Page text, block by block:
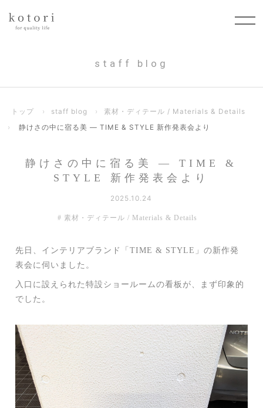
staff blog
トップ › staff blog ›
素材・ディテール / Materials & Details
›
静けさの中に宿る美 ― TIME & STYLE 新作発表会より
静けさの中に宿る美 ― TIME &
STYLE 新作発表会より
2025.10.24
素材・ディテール / Materials & Details
先日、インテリアブランド「TIME & STYLE」の新作発
表会に伺いました。
入口に設えられた特設ショールームの看板が、まず印象的
でした。